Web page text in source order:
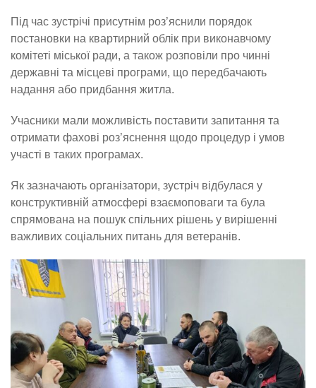
Під час зустрічі присутнім роз’яснили порядок
постановки на квартирний облік при виконавчому
комітеті міської ради, а також розповіли про чинні
державні та місцеві програми, що передбачають
надання або придбання житла.
Учасники мали можливість поставити запитання та
отримати фахові роз’яснення щодо процедур і умов
участі в таких програмах.
Як зазначають організатори, зустріч відбулася у
конструктивній атмосфері взаємоповаги та була
спрямована на пошук спільних рішень у вирішенні
важливих соціальних питань для ветеранів.